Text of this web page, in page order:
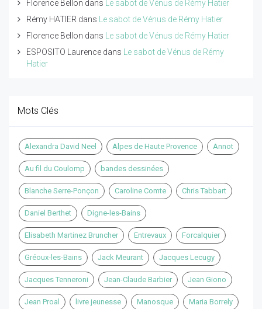
Florence Bellon dans Le sabot de Vénus de Rémy Hatier
Rémy HATIER dans Le sabot de Vénus de Rémy Hatier
Florence Bellon dans Le sabot de Vénus de Rémy Hatier
ESPOSITO Laurence dans Le sabot de Vénus de Rémy
Hatier
Mots Clés
Alexandra David Neel Alpes de Haute Provence Annot
Au fil du Coulomp bandes dessinées
Blanche Serre-Ponçon Caroline Comte Chris Tabbart
Daniel Berthet Digne-les-Bains
Elisabeth Martinez Bruncher Entrevaux Forcalquier
Gréoux-les-Bains Jack Meurant Jacques Lecugy
Jacques Tenneroni Jean-Claude Barbier Jean Giono
Jean Proal livre jeunesse Manosque Maria Borrely